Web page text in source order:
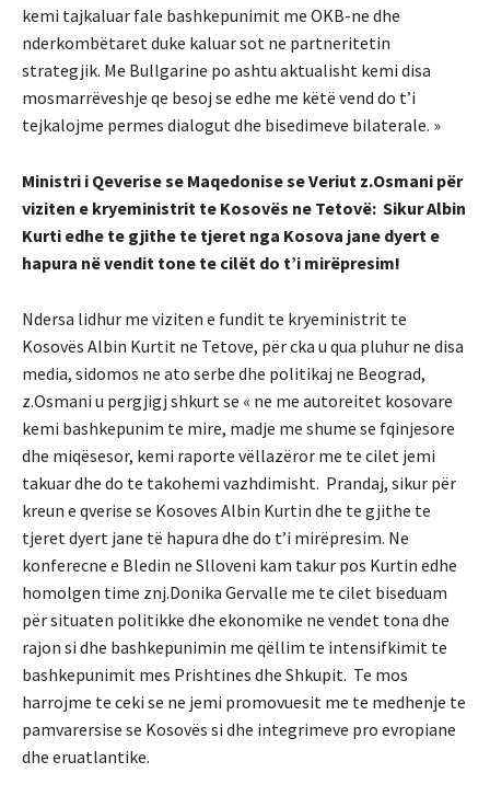
kemi tajkaluar fale bashkepunimit me OKB-ne dhe
nderkombëtaret duke kaluar sot ne partneritetin
strategjik. Me Bullgarine po ashtu aktualisht kemi disa
mosmarrëveshje qe besoj se edhe me këtë vend do t’i
tejkalojme permes dialogut dhe bisedimeve bilaterale. »
Ministri i Qeverise se Maqedonise se Veriut z.Osmani për
viziten e kryeministrit te Kosovës ne Tetovë: Sikur Albin
Kurti edhe te gjithe te tjeret nga Kosova jane dyert e
hapura në vendit tone te cilët do t’i mirëpresim!
Ndersa lidhur me viziten e fundit te kryeministrit te
Kosovës Albin Kurtit ne Tetove, për cka u qua pluhur ne disa
media, sidomos ne ato serbe dhe politikaj ne Beograd,
z.Osmani u pergjigj shkurt se « ne me autoreitet kosovare
kemi bashkepunim te mire, madje me shume se fqinjesore
dhe miqësesor, kemi raporte vëllazëror me te cilet jemi
takuar dhe do te takohemi vazhdimisht. Prandaj, sikur për
kreun e qverise se Kosoves Albin Kurtin dhe te gjithe te
tjeret dyert jane të hapura dhe do t’i mirëpresim. Ne
konferecne e Bledin ne Slloveni kam takur pos Kurtin edhe
homolgen time znj.Donika Gervalle me te cilet biseduam
për situaten politikke dhe ekonomike ne vendet tona dhe
rajon si dhe bashkepunimin me qëllim te intensifkimit te
bashkepunimit mes Prishtines dhe Shkupit. Te mos
harrojme te ceki se ne jemi promovuesit me te medhenje te
pamvarersise se Kosovës si dhe integrimeve pro evropiane
dhe eruatlantike.